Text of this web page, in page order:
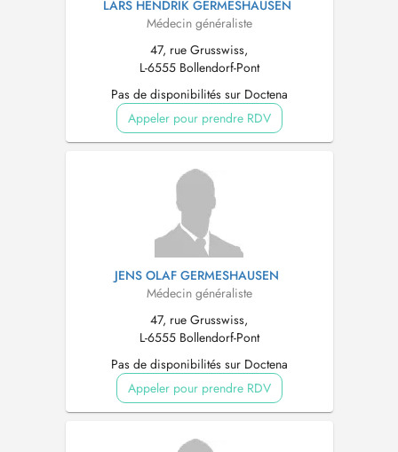
LARS HENDRIK GERMESHAUSEN
Médecin généraliste
47, rue Grusswiss,
L-6555 Bollendorf-Pont
Pas de disponibilités sur Doctena
Appeler pour prendre RDV
JENS OLAF GERMESHAUSEN
Médecin généraliste
47, rue Grusswiss,
L-6555 Bollendorf-Pont
Pas de disponibilités sur Doctena
Appeler pour prendre RDV